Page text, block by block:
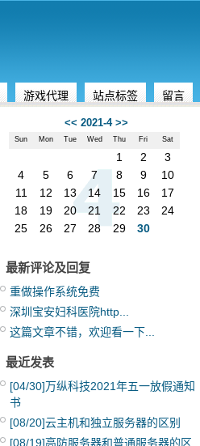
游戏代理 站点标签 留言
<< 2021-4 >>
Sun Mon Tue Wed Thu Fri Sat
1 2
3
4
5 6 7 8 9
10
11
12 13 14 15 16
17
18
19 20 21 22 23
24
25
26 27 28 29 30
最新评论及回复
重做操作系统免费
深圳宝安妇科医院http...
这篇文章不错，欢迎看一下...
最近发表
[04/30]万纵科技2021年五一放假通知
书
[08/20]云主机和独立服务器的区别
[08/19]高防服务器和普通服务器的区